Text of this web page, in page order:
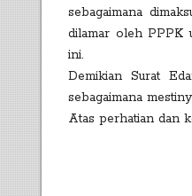
sebagaimana
dilamar oleh PPPK
ini.
Demikian Surat
sebagaimana
Atas perhatian dan